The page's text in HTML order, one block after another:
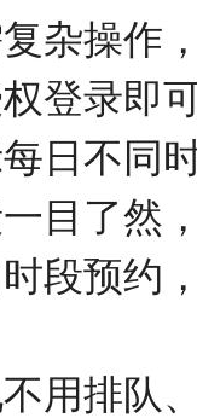
杂操作
登录即
日不同
目了然
段预约
用排队